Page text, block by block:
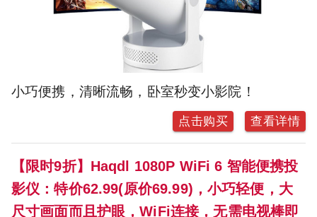
小巧便携，清晰流畅，卧室秒变小影院！
点击购买 查看详情
【限时9折】Haqdl 1080P WiFi 6 智能便携投
影仪：特价62.99(原价69.99)，小巧轻便，大
尺寸画面而且护眼，WiFi连接，无需电视棒即